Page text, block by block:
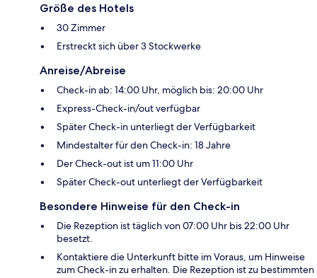
Größe des Hotels
30 Zimmer
Erstreckt sich über 3 Stockwerke
Anreise/Abreise
Check-in ab: 14:00 Uhr, möglich bis: 20:00 Uhr
Express-Check-in/out verfügbar
Später Check-in unterliegt der Verfügbarkeit
Mindestalter für den Check-in: 18 Jahre
Der Check-out ist um 11:00 Uhr
Später Check-out unterliegt der Verfügbarkeit
Besondere Hinweise für den Check-in
Die Rezeption ist täglich von 07:00 Uhr bis 22:00 Uhr
besetzt.
Kontaktiere die Unterkunft bitte im Voraus, um Hinweise
zum Check-in zu erhalten. Die Rezeption ist zu bestimmten